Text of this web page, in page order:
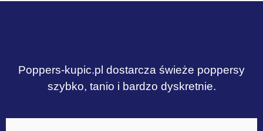
Poppers-kupic.pl dostarcza świeże poppersy
szybko, tanio i bardzo dyskretnie.